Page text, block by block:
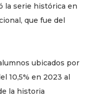
la serie histórica en
que fue del
ubicados por
10,5% en 2023 al
la historia